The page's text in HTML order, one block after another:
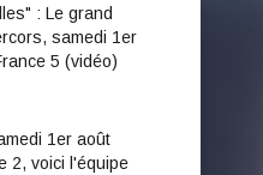
: Le grand
samedi 1er
5 (vidéo)
1er août
2, voici l'équipe